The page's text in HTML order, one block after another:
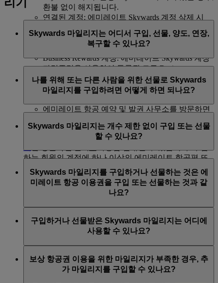
환불 없이 해지됩니다.
연결된 계정: 에미레이트 Skywards 계정 삭제 시
등 연결된 모든 계정이 자동 해지되거나 연결 해제
Business Rewards 계정: 에미레이트 Skywards 계정
자격증명을 사용하여 등록된 모든 Business
Rewards 계정에 더 이상 해당 자격증명을 사용하여
액세스할 수 없습니다. 자세한 내용은 Business
Skywards 마일리지는 어디서 구입, 선물, 양도, 연장,
복구할 수 있나요?
emirates.com에 로그인하거나
에미레이트 항공 예약 및 발권 사무소를 방문하면
Skywards 마일리지 연장 및 복구는 emirates.com에 로그
나를 위해 또는 다른 사람을 위한 선물로 Skywards
마일리지를 구입하려면 어떻게 하면 되나요?
부족하거나 다른 에미레이트 항공 Skywards 회원에게
Skywards 마일리지를 선물하려면, 로그인한 후 이
하는 회원의 계정에 하나 이상의 에미레이트 항공편 또
는 제휴사 적립 활동이 있어야 합니다.
플래티넘 및 골드 회원은 역년 한 해에 최대
200,000 Skywards 마일리지를 구입할 수 있습니다.
실버 및 블루 회원은 역년 한 해에 최대 100,000
Skywards 마일리지를 구입할 수 있습니다.
구입 또는 선물 거래당 2,000 Skywards 마일리지 이
상을, 1,000 Skywards 마일리지당 USD 30의 가격으
로 구입해야 합니다.
Skywards 마일리지는 개수 제한 없이 구입 또는 선물
할 수 있나요?
타인에게 줄 선물로 구입할 수 있으며, 최소 구입 수량은
2,000 Skywards 마일리지입니다.
일리지 선물을 통해 선물받을 수 있습니다.
실버 및 블루 회원은 역년 한 해에 최대 100,000
자세한 정보는 이페이지를 방문하세요.
Skywards 마일리지를 구입하거나 선물하는 것은 에
미레이트 항공 이용권을 구입 또는 선물하는 것과 같
나요?
Classic 보상 항공권이나 기존 에미레이트 항공 또는 플
라이두바이 항공권의 업그레이드 보상에 사용할 수 있습
할 수 없습니다.
구입하거나 선물받은 Skywards 마일리지는 어디에
사용할 수 있나요?
항공권과 업그레이드 교환에 사용할 수 있습니다. 에미
레이트 항공이 제공하는 제품 또는 서비스에는 Skywards
보상 항공권 이용을 위한 마일리지가 부족한 경우, 추
가 마일리지를 구입할 수 있나요?